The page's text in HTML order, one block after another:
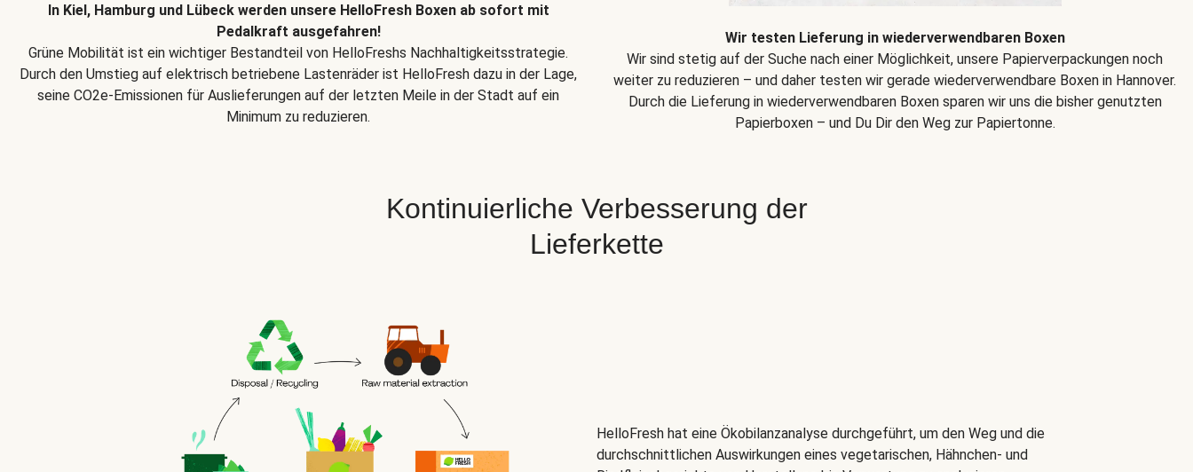
In Kiel, Hamburg und Lübeck werden unsere HelloFresh Boxen ab sofort mit
Pedalkraft ausgefahren!
Grüne Mobilität ist ein wichtiger Bestandteil von HelloFreshs Nachhaltigkeitsstrategie.
Durch den Umstieg auf elektrisch betriebene Lastenräder ist HelloFresh dazu in der Lage,
seine CO2e-Emissionen für Auslieferungen auf der letzten Meile in der Stadt auf ein
Minimum zu reduzieren.
Wir testen Lieferung in wiederverwendbaren Boxen
Wir sind stetig auf der Suche nach einer Möglichkeit, unsere Papierverpackungen noch
weiter zu reduzieren – und daher testen wir gerade wiederverwendbare Boxen in Hannover.
Durch die Lieferung in wiederverwendbaren Boxen sparen wir uns die bisher genutzten
Papierboxen – und Du Dir den Weg zur Papiertonne.
Kontinuierliche Verbesserung der
Lieferkette
HelloFresh hat eine Ökobilanzanalyse durchgeführt, um den Weg und die
durchschnittlichen Auswirkungen eines vegetarischen, Hähnchen- und